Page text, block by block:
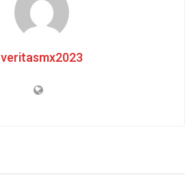
veritasmx2023